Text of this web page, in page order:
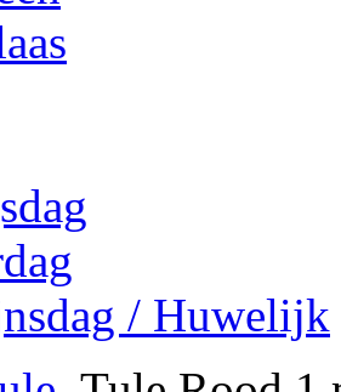
/ Huwelijk